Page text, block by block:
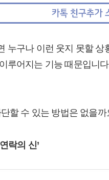
누구나 이런 웃지 못할
루어지는 기능 때문입니
할 수 있는 방법은 없을
연락의 신’